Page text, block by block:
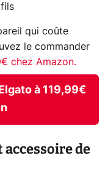
qui coûte
le commander
chez Amazon.
à 119,99€
de